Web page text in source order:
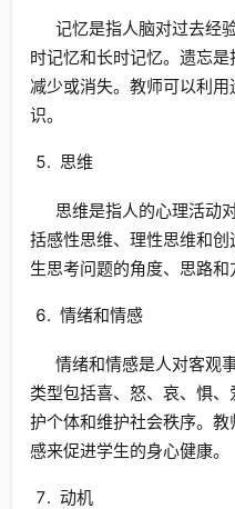
记忆是指人脑对过去经
时记忆和长时记忆。遗忘
减少或消失。教师可以利
识。
思维
思维是指人的心理活动
括感性思维、理性思维和
生思考问题的角度、思路和
情绪和情感
情绪和情感是人对客观
类型包括喜、怒、哀、惧
护个体和维护社会秩序。
感来促进学生的身心健康。
动机